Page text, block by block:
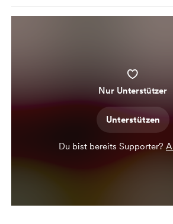
Nur Unterstützer
Unterstützen
Du bist bereits Supporter?